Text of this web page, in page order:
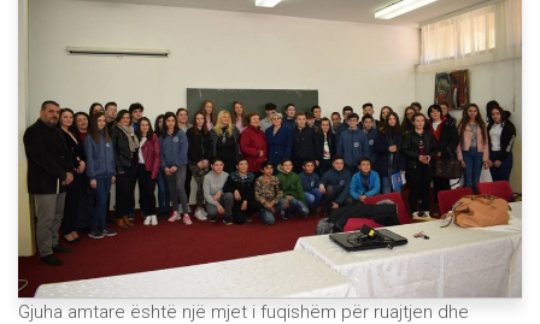
Gjuha amtare është një mjet i fuqishëm për ruajtjen dhe